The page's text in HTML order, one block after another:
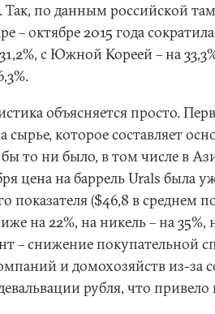
по данным российской
– октябре 2015 года
с Южной Кореей – на
объясняется просто.
сырье, которое составляет
бы то ни было, в том числе в
цена на баррель Urals была
показателя ($46,8 в среднем
на 22%, на никель – на 35%,
– снижение покупательной
и домохозяйств из-за
рубля, что